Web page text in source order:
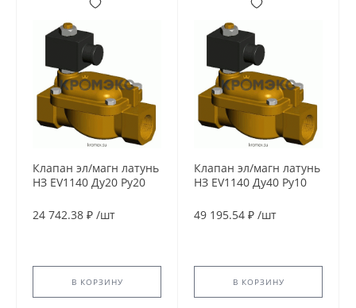
Клапан эл/магн латунь
НЗ EV1140 Ду20 Ру20
Tecofi EV1140-0020-
24 742.38 ₽ /шт
В КОРЗИНУ
Клапан эл/магн латунь
НЗ EV1140 Ду40 Ру10
Tecofi EV1140-0040-
49 195.54 ₽ /шт
В КОРЗИНУ